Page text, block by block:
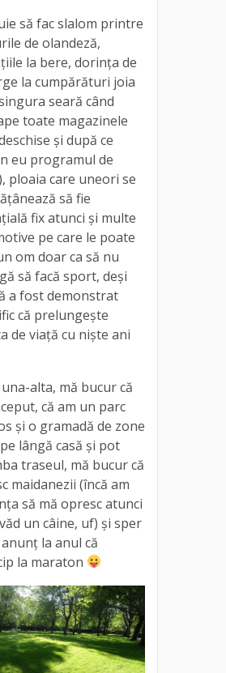
să fac slalom printre
de olandeză,
la bere, dorința de
la cumpărături joia
seară când
toate magazinele
și după ce
eu programul de
ploaia care uneori se
să fie
fix atunci și multe
pe care le poate
om doar ca să nu
să facă sport, deși
a fost demonstrat
că prelungește
de viață cu niște ani
alta, mă bucur că
că am un parc
și o gramadă de zone
lângă casă și pot
traseul, mă bucur că
maidanezii (încă am
să mă opresc atunci
un câine, uf) și sper
la anul că
la maraton